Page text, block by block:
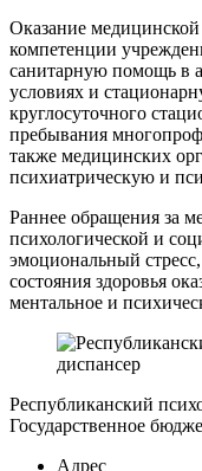
Оказание
компетенции
санитарную помощь в
условиях и
круглосуточного
пребывания
также медицинских
психиатрическую и
Раннее обращения за
психологической и
эмоциональный
состояния здоровья
ментальное и
Республиканский
Государственное
Адрес